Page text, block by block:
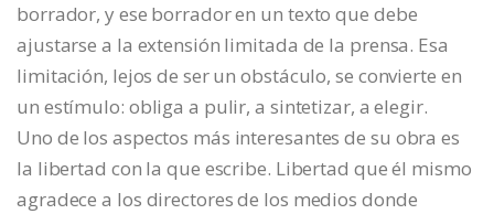
borrador, y ese borrador en un texto que debe
ajustarse a la extensión limitada de la prensa. Esa
limitación, lejos de ser un obstáculo, se convierte en
un estímulo: obliga a pulir, a sintetizar, a elegir.
Uno de los aspectos más interesantes de su obra es
la libertad con la que escribe. Libertad que él mismo
agradece a los directores de los medios donde